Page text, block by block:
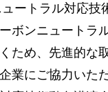
ートラル対応技
ボンニュートラ
ため、先進的な
業にご協力いた